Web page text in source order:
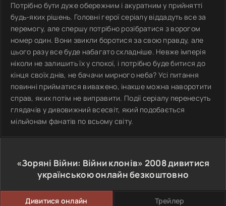
Потрібно бути дуже обережним і акуратним у прийнятті
будь-яких рішень. Головні герої серіалу віддадуть все за
перемогу, але спершу потрібно розібратися з ворогом
номер один. Вони звикли боротися за свою правду, але
цього разу все буде набагато складніше. Невже імперія
ніколи не залишить їх у спокої, і потрібно буде битися до
кінця своїх днів, не бачачи мирного неба? Усі питання
повинні прийматися виважено, інакше можна наворотити
справ, яких потім не виправити. Події серіалу перенесуть
глядачів у дивовижний всесвіт, який подобається
мільйонам фанатів по всьому світу.
«Зоряні Війни: Війни клонів» 2008дивитися
українською онлайн безкоштовно
Дивитися онлайн Трейлер